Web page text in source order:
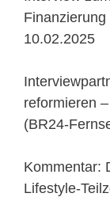
Finanzierung
10.02.2025
reformieren
(BR24-
Kommentar:
Lifestyle-